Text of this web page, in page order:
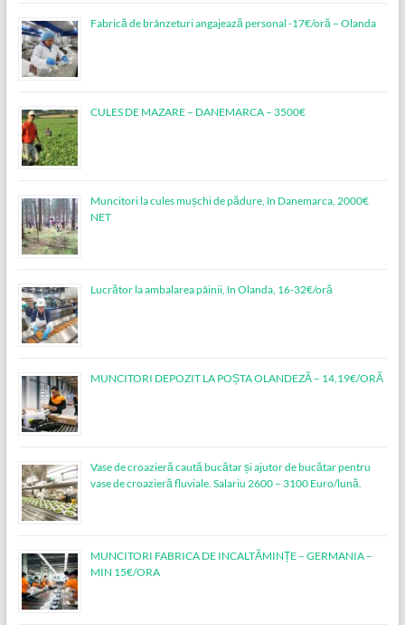
Fabrică de brânzeturi angajează personal -17€/oră – Olanda
CULES DE MAZARE – DANEMARCA – 3500€
Muncitori la cules mușchi de pădure, în Danemarca, 2000€
NET
Lucrător la ambalarea pâinii, în Olanda, 16-32€/oră
MUNCITORI DEPOZIT LA POȘTA OLANDEZĂ – 14,19€/ORĂ
Vase de croazieră caută bucătar și ajutor de bucătar pentru
vase de croazieră fluviale. Salariu 2600 – 3100 Euro/lună.
MUNCITORI FABRICA DE INCALTĂMINȚE – GERMANIA –
MIN 15€/ORA